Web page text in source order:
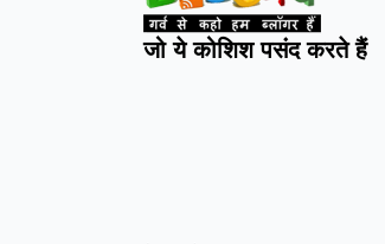
जो ये कोशिश पसंद करते हैं